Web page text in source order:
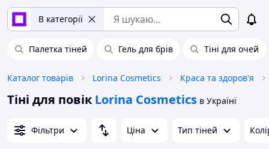
В категорії
Палетка тіней Гель для брів Тіні для очей
Каталог товарів Lorina Cosmetics Краса та здоров'я
Тіні для повік Lorina Cosmetics в Україні
Фільтри Ціна Тип тіней